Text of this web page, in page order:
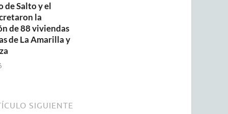
de Salto y el
la
de 88 viviendas
de La Amarilla y
SIGUIENTE